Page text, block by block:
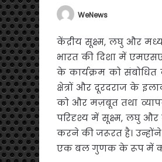
WeNews
केंद्रीय सूक्ष्म, लघु और
भारत की दिशा में
के कार्यक्रम को संबोधित
क्षेत्रों और दूरदराज के
को और मज़बूत तथा
परिदृश्य में सूक्ष्म, लघु
करने की जरूरत है।
एक बल गुणक के रूप में